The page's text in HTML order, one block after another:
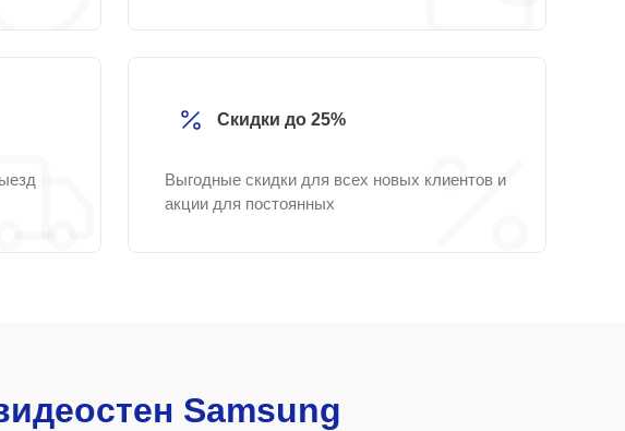
Скидки до 25%
Выгодные скидки для всех новых клиентов и
акции для постоянных
Samsung